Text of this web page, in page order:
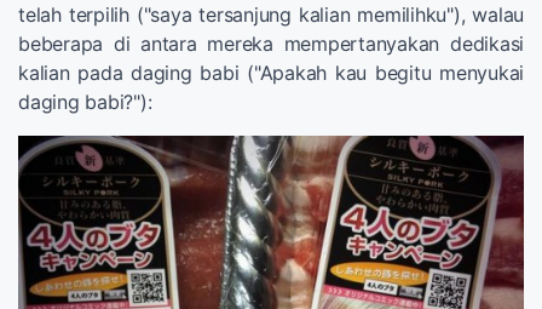
telah terpilih ("saya tersanjung kalian memilihku"), walau
beberapa di antara mereka mempertanyakan dedikasi
kalian pada daging babi ("Apakah kau begitu menyukai
daging babi?"):